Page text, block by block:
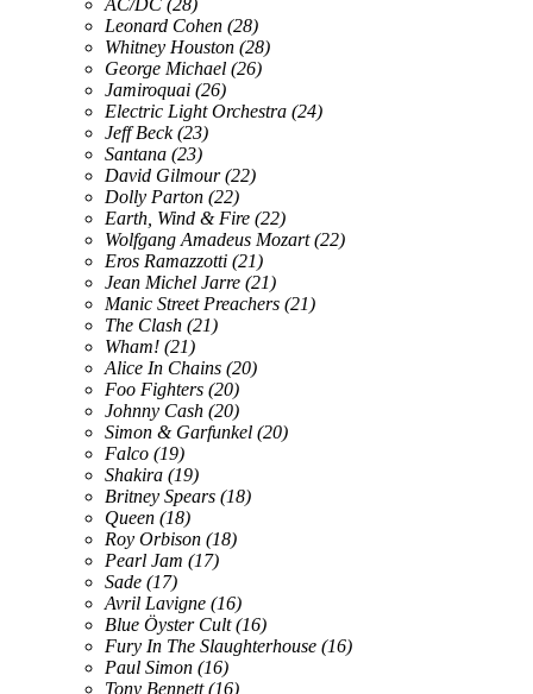
Leonard Cohen (28)
Whitney Houston (28)
George Michael (26)
Jamiroquai (26)
Electric Light Orchestra (24)
Jeff Beck (23)
Santana (23)
David Gilmour (22)
Dolly Parton (22)
Earth, Wind & Fire (22)
Wolfgang Amadeus Mozart(22)
Eros Ramazzotti (21)
Jean Michel Jarre (21)
Manic Street Preachers (21)
The Clash (21)
Wham! (21)
Alice In Chains (20)
Foo Fighters (20)
Johnny Cash (20)
Simon & Garfunkel (20)
Falco (19)
Shakira (19)
Britney Spears (18)
Queen (18)
Roy Orbison (18)
Pearl Jam (17)
Sade (17)
Avril Lavigne (16)
Blue Öyster Cult (16)
Fury In The Slaughterhouse (16)
Paul Simon (16)
Tony Bennett(16)